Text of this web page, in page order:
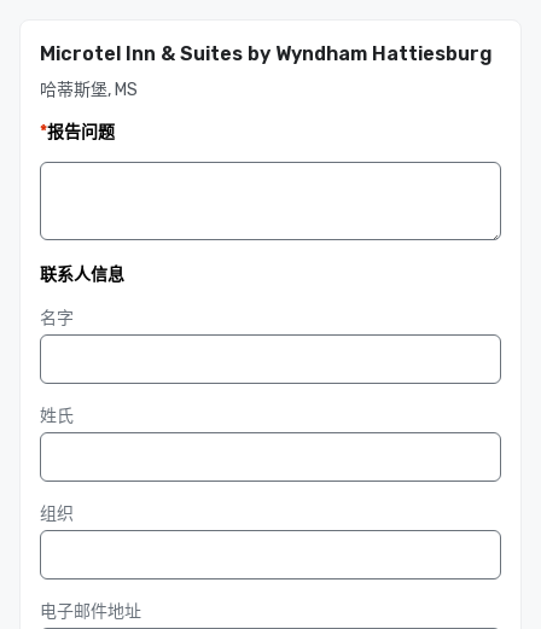
Microtel Inn & Suites by Wyndham Hattiesburg
哈蒂斯堡, MS
*报告问题
联系人信息
名字
姓氏
组织
电子邮件地址